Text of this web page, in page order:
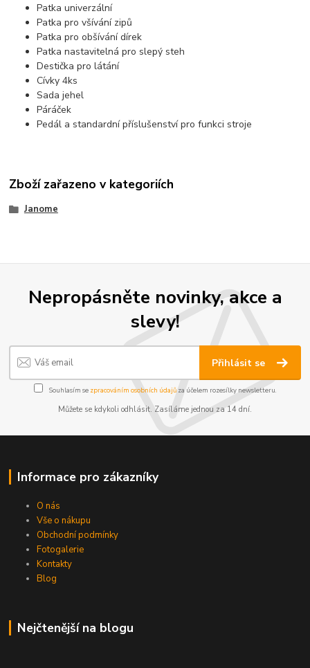
Patka univerzální
Patka pro všívání zipů
Patka pro obšívání dírek
Patka nastavitelná pro slepý steh
Destička pro látání
Cívky 4ks
Sada jehel
Páráček
Pedál a standardní příslušenství pro funkci stroje
Zboží zařazeno v kategoriích
Janome
Nepropásněte novinky, akce a
slevy!
Přihlásit se
Souhlasím se zpracováním osobních údajůza účelem rozesílky newsletteru.
Můžete se kdykoli odhlásit. Zasíláme jednou za 14 dní.
Informace pro zákazníky
O nás
Vše o nákupu
Obchodní podmínky
Fotogalerie
Kontakty
Blog
Nejčtenější na blogu